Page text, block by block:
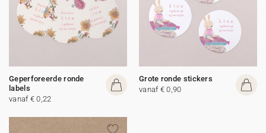
Geperforeerde ronde
labels
vanaf € 0,22
Grote ronde stickers
vanaf € 0,90